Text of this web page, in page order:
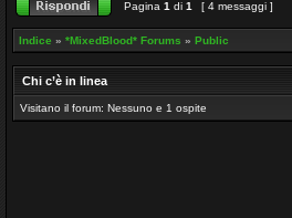
Pagina 1 di 1 [ 4 messaggi ]
Indice » *MixedBlood* Forums » Public
Chi c’è in linea
Visitano il forum: Nessuno e 1 ospite